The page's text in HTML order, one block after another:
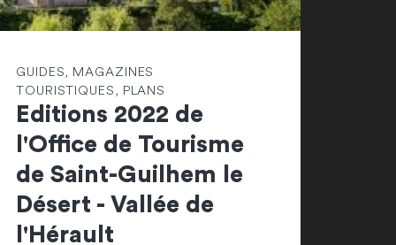
GUIDES, MAGAZINES
TOURISTIQUES, PLANS
Editions 2022 de
l'Office de Tourisme
de Saint-Guilhem le
Désert - Vallée de
l'Hérault